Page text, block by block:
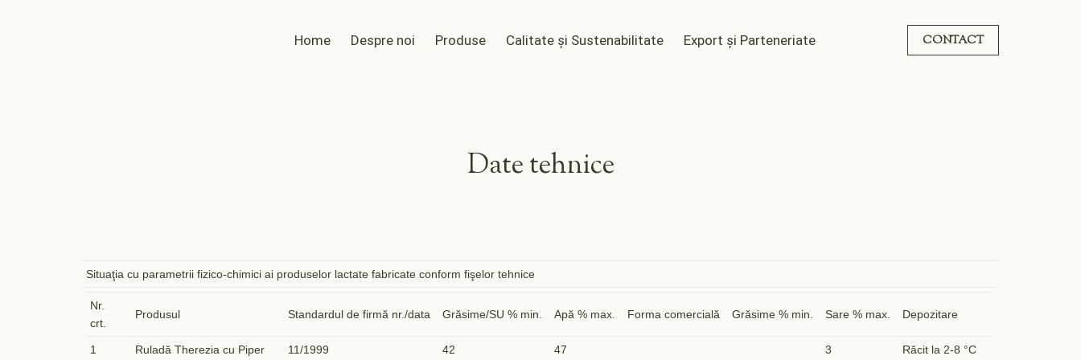
Home Despre noi Produse Calitate și Sustenabilitate Export și Parteneriate CONTACT
Date tehnice
Situaţia cu parametrii fizico-chimici ai produselor lactate fabricate conform fişelor tehnice
Nr.
crt.
Produsul Standardul de firmă nr./data Grăsime/SU % min. Apă % max. Forma comercială Grăsime % min. Sare % max. Depozitare
1 Ruladă Therezia cu Piper 11/1999 42 47 3 Răcit la 2-8 °C